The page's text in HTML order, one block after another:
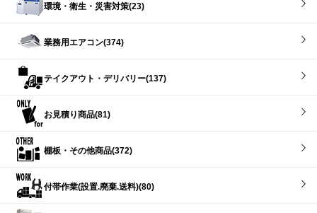
環境・衛生・災害対策(23)
業務用エアコン(374)
テイクアウト・デリバリー(137)
お見積り商品(81)
棚板・その他商品(372)
付帯作業(設置.廃棄.送料)(80)